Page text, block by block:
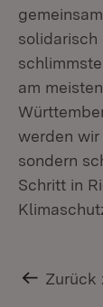
solidarisch
am
werden
sondern
Schritt in
Zurück